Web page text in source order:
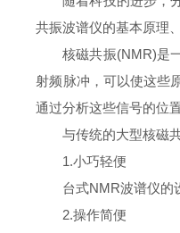
共振波谱仪的基本原理
核磁共振(NMR)是一
射频脉冲，可以使这些
通过分析这些信号的位
与传统的大型核磁共
1.小巧轻便
台式NMR波谱仪的设
2.操作简便